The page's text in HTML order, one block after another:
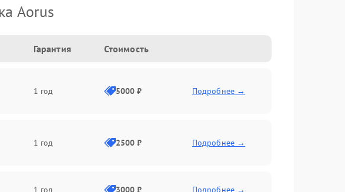
Aorus
Гарантия Стоимость
1 год 5000 ₽ Подробнее →
1 год 2500 ₽ Подробнее →
1 год 3000 ₽ Подробнее →